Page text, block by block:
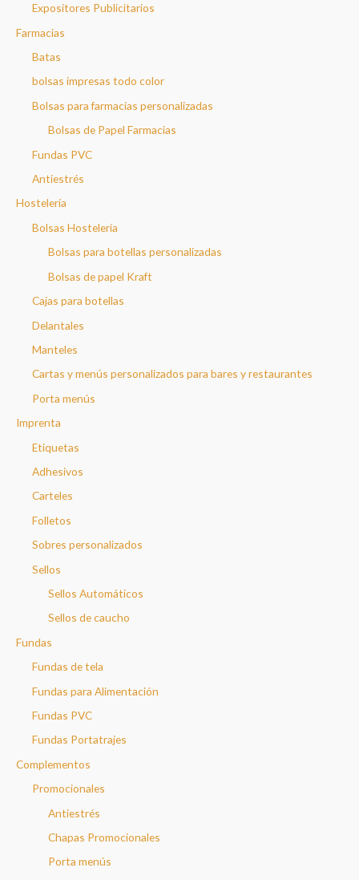
Expositores Publicitarios
Farmacias
Batas
bolsas impresas todo color
Bolsas para farmacias personalizadas
Bolsas de Papel Farmacias
Fundas PVC
Antiestrés
Hostelería
Bolsas Hostelería
Bolsas para botellas personalizadas
Bolsas de papel Kraft
Cajas para botellas
Delantales
Manteles
Cartas y menús personalizados para bares y restaurantes
Porta menús
Imprenta
Etiquetas
Adhesivos
Carteles
Folletos
Sobres personalizados
Sellos
Sellos Automáticos
Sellos de caucho
Fundas
Fundas de tela
Fundas para Alimentación
Fundas PVC
Fundas Portatrajes
Complementos
Promocionales
Antiestrés
Chapas Promocionales
Porta menús